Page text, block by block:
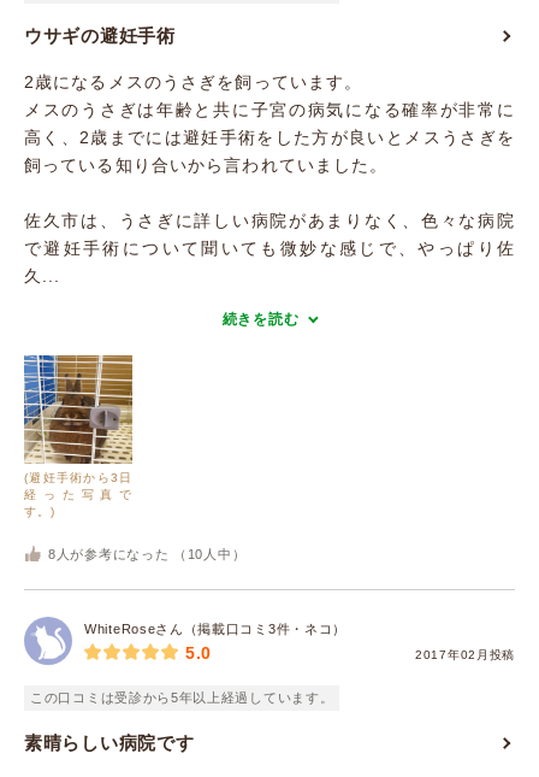
ウサギの避妊手術
2歳になるメスのうさぎを飼っています。
メスのうさぎは年齢と共に子宮の病気になる確率が非常に
高く、2歳までには避妊手術をした方が良いとメスうさぎを
飼っている知り合いから言われていました。
佐久市は、うさぎに詳しい病院があまりなく、色々な病院
で避妊手術について聞いても微妙な感じで、やっぱり佐
久...
続きを読む
(避妊手術から3日
経った写真で
す。)
8 人が参考になった （ 10 人中）
WhiteRoseさん（掲載口コミ3件・ネコ）
2017年02月投稿
5.0
この口コミは受診から5年以上経過しています。
素晴らしい病院です